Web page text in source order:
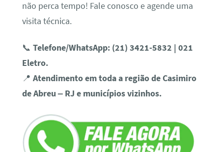
não perca tempo! Fale conosco e agende uma
visita técnica.
📞 Telefone/WhatsApp: (21) 3421-5832 | 021
Eletro.
📍 Atendimento em toda a região de Casimiro
de Abreu – RJ e municípios vizinhos.